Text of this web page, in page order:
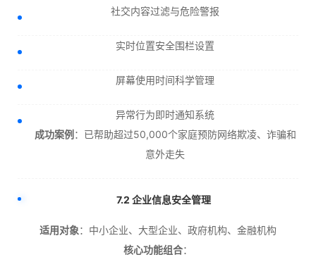
社交内容过滤与危险警报
实时位置安全围栏设置
屏幕使用时间科学管理
异常行为即时通知系统
成功案例 ：已帮助超过50,000个家庭预防网络欺凌、诈骗和
意外走失
7.2 企业信息安全管理
适用对象：中小企业、大型企业、政府机构、金融机构
核心功能组合：